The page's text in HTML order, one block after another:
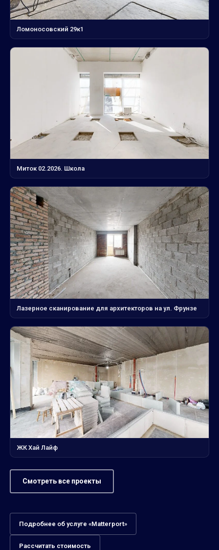
Ломоносовский 29к1
Миток 02.2026. Школа
Лазерное сканирование для архитекторов на ул. Фрунзе
ЖК Хай Лайф
Смотреть все проекты
Подробнее об услуге «Matterport»
Рассчитать стоимость